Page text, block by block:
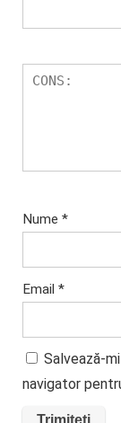
Nume *
Email *
Salvează-
navigator